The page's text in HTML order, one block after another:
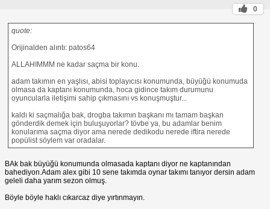
0
quote:
Orijinalden alıntı: patos64
ALLAHIMMM ne kadar saçma bir konu.
adam takımın en yaşlısı, abisi toplayıcısı konumunda, büyüğü konumuda
olmasa da kaptanı konumunda, hoca gidince takım durumunu
oyuncularla iletişimi sahip çıkmasını vs konuşmuştur...
kaldı ki saçmalığa bak, drogba takımın başkanı mı tamam başkan
gönderdik demek için buluşuyorlar? tövbe ya, bu adamlar benim
konularıma saçma diyor ama nerede dedikodu nerede iftira nerede
popülist söylem var oradalar.
BAk bak büyüğü konumunda olmasada kaptanı diyor ne kaptanından
bahediyon.Adam alex gibi 10 sene takımda oynar takımı tanıyor dersin adam
geleli daha yarım sezon olmuş.
Böyle böyle haklı cıkarcaz diye yırtınmayın.